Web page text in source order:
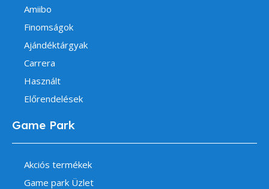
Amiibo
Finomságok
Ajándéktárgyak
Carrera
Használt
Előrendelések
Game Park
Akciós termékek
Game park Üzlet